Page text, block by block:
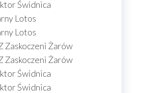
Świdnica
Lotos
Lotos
Zaskoczeni Żarów
Zaskoczeni Żarów
Świdnica
Świdnica